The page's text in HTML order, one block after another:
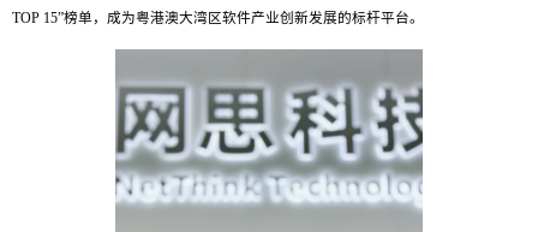
TOP 15”榜单，成为粤港澳大湾区软件产业创新发展的标杆平台。